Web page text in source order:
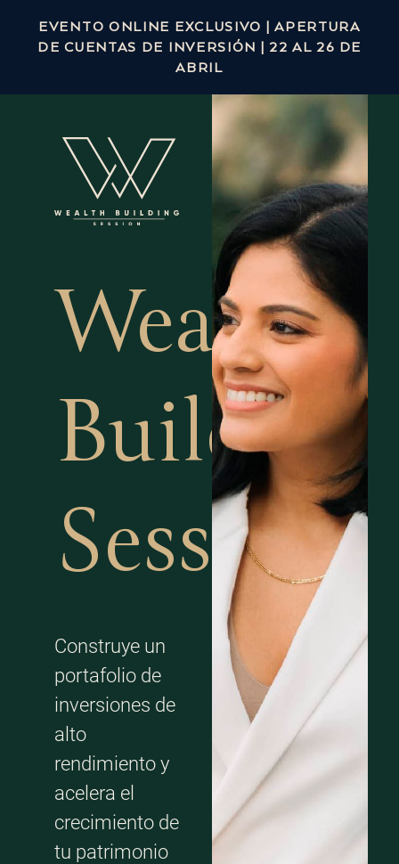
EVENTO ONLINE EXCLUSIVO | APERTURA
DE CUENTAS DE INVERSIÓN | 22 AL 26 DE
ABRIL
Wealth
Building
Session
Construye un
portafolio de
inversiones de
alto
rendimiento y
acelera el
crecimiento de
tu patrimonio